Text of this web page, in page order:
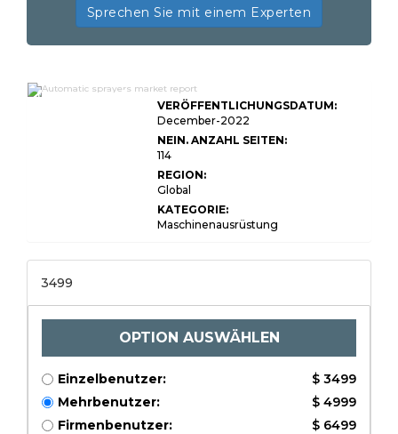
Sprechen Sie mit einem Experten
Globale Markteinblicke
für automatische
Sprühgeräte, PrognoseVERÖFFENTLICHUNGSDATUM:
December-2022
NEIN. ANZAHL SEITEN:
114
REGION:
Global
KATEGORIE:
Maschinenausrüstung
3499
OPTION AUSWÄHLEN
Einzelbenutzer:
$ 3499
Mehrbenutzer:
$ 4999
Firmenbenutzer:
$ 6499